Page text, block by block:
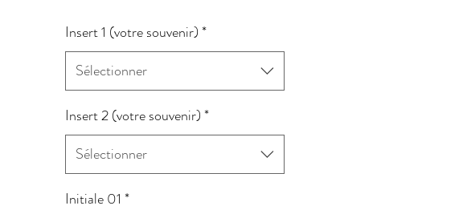
Insert 1 (votre souvenir)*
Sélectionner
Insert 2 (votre souvenir)*
Sélectionner
Initiale 01 *